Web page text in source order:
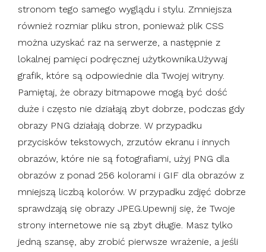
stronom tego samego wyglądu i stylu. Zmniejsza
również rozmiar pliku stron, ponieważ plik CSS
można uzyskać raz na serwerze, a następnie z
lokalnej pamięci podręcznej użytkownika.Używaj
grafik, które są odpowiednie dla Twojej witryny.
Pamiętaj, że obrazy bitmapowe mogą być dość
duże i często nie działają zbyt dobrze, podczas gdy
obrazy PNG działają dobrze. W przypadku
przycisków tekstowych, zrzutów ekranu i innych
obrazów, które nie są fotografiami, użyj PNG dla
obrazów z ponad 256 kolorami i GIF dla obrazów z
mniejszą liczbą kolorów. W przypadku zdjęć dobrze
sprawdzają się obrazy JPEG.Upewnij się, że Twoje
strony internetowe nie są zbyt długie. Masz tylko
jedną szansę, aby zrobić pierwsze wrażenie, a jeśli